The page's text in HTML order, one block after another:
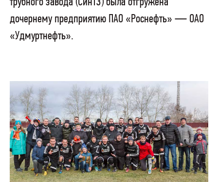
дочернему предприятию ПАО «Роснефть» — ОАО
«Удмуртнефть».